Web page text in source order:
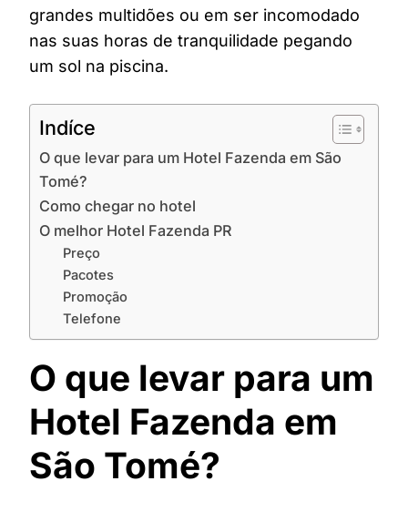
grandes multidões ou em ser incomodado
nas suas horas de tranquilidade pegando
um sol na piscina.
Indíce
O que levar para um Hotel Fazenda em São
Tomé?
Como chegar no hotel
O melhor Hotel Fazenda PR
Preço
Pacotes
Promoção
Telefone
O que levar para um
Hotel Fazenda em
São Tomé?